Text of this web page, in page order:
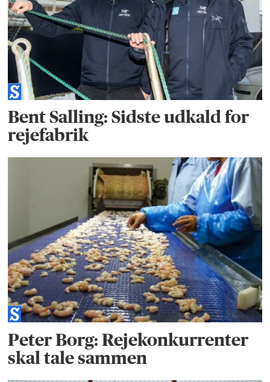
Bent Salling: Sidste udkald for
rejefabrik
Peter Borg: Rejekonkurrenter
skal tale sammen